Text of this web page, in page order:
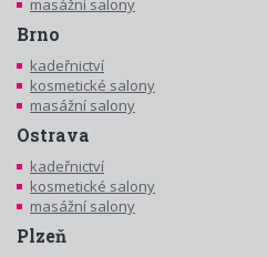
masážní salony
Brno
kadeřnictví
kosmetické salony
masážní salony
Ostrava
kadeřnictví
kosmetické salony
masážní salony
Plzeň